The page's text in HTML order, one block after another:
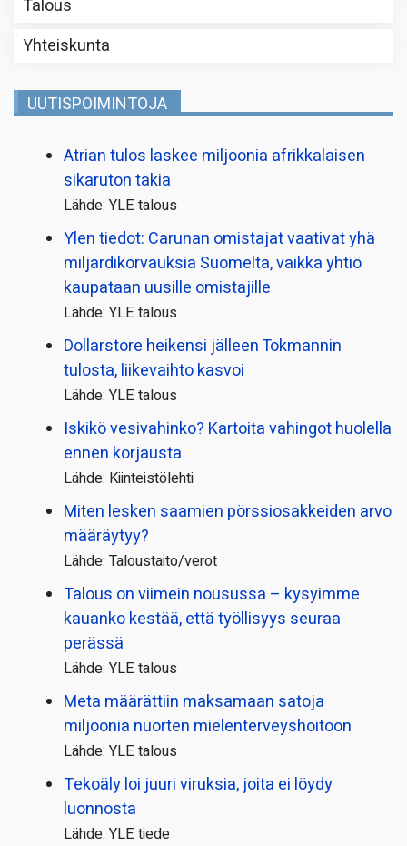
Talous
Yhteiskunta
UUTISPOIMINTOJA
Atrian tulos laskee miljoonia afrikkalaisen
sikaruton takia
Lähde: YLE talous
Ylen tiedot: Carunan omistajat vaativat yhä
miljardi­korvauksia Suomelta, vaikka yhtiö
kaupataan uusille omistajille
Lähde: YLE talous
Dollarstore heikensi jälleen Tokmannin
tulosta, liikevaihto kasvoi
Lähde: YLE talous
Iskikö vesivahinko? Kartoita vahingot huolella
ennen korjausta
Lähde: Kiinteistölehti
Miten lesken saamien pörssi­osakkeiden arvo
määräytyy?
Lähde: Taloustaito/verot
Talous on viimein nousussa – kysyimme
kauanko kestää, että työllisyys seuraa
perässä
Lähde: YLE talous
Meta määrättiin maksamaan satoja
miljoonia nuorten mielenterveyshoitoon
Lähde: YLE talous
Tekoäly loi juuri viruksia, joita ei löydy
luonnosta
Lähde: YLE tiede